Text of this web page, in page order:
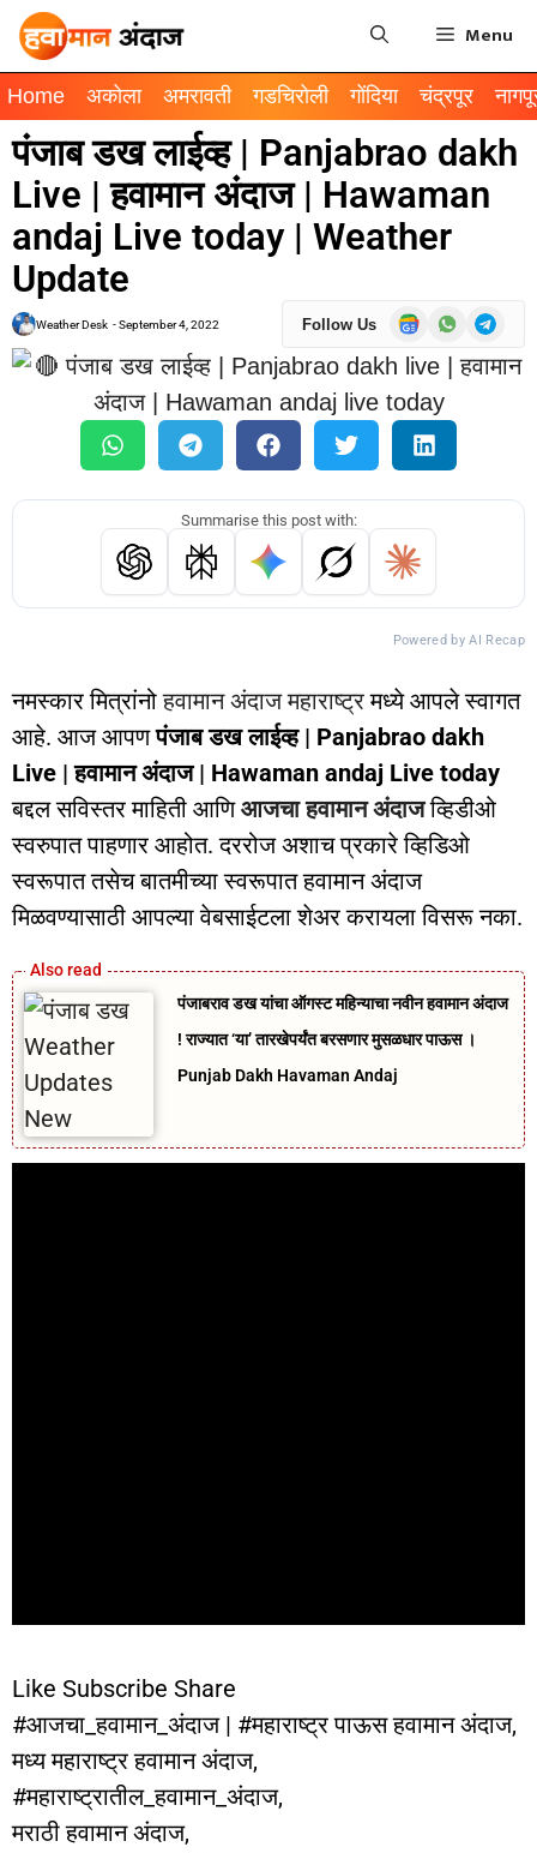
Menu
Home अकोला अमरावती गडचिरोली गोंदिया चंद्रपूर
पंजाब डख लाईव्ह | Panjabrao dakh
Live | हवामान अंदाज | Hawaman
andaj Live today | Weather
Update
Weather Desk -September 4, 2022 Follow Us
Summarise this post with:
Powered by AI Recap
नमस्कार मित्रांनोहवामान अंदाज महाराष्ट्रमध्ये आपले स्वागत
आहे. आज आपणपंजाब डख लाईव्ह | Panjabrao dakh
Live | हवामान अंदाज | Hawaman andaj Live today
बद्दल सविस्तर माहिती आणिआजचा हवामान अंदाजव्हिडीओ
स्वरुपात पाहणार आहोत. दररोज अशाच प्रकारे व्हिडिओ
स्वरूपात तसेच बातमीच्या स्वरूपात हवामान अंदाज
मिळवण्यासाठी आपल्या वेबसाईटला शेअर करायला विसरू नका.
पंजाबराव डख यांचा ऑगस्ट महिन्याचा नवीन हवामान अंदाज
! राज्यात ‘या’ तारखेपर्यंत बरसणार मुसळधार पाऊस ।
Punjab Dakh Havaman Andaj
Like Subscribe Share
#आजचा_हवामान_अंदाज | #महाराष्ट्र पाऊस हवामान अंदाज,
मध्य महाराष्ट्र हवामान अंदाज,
#महाराष्ट्रातील_हवामान_अंदाज,
मराठी हवामान अंदाज,